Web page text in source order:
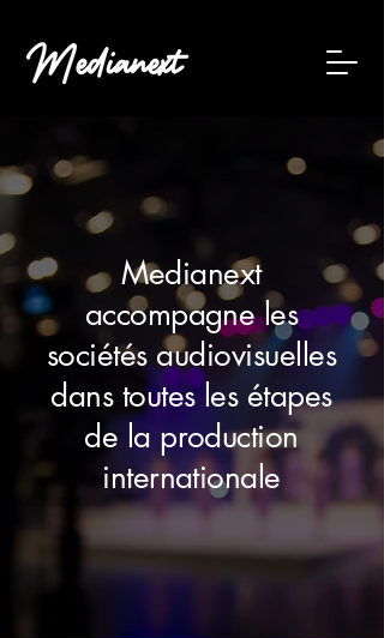
Medianext
accompagne les
sociétés audiovisuelles
dans toutes les étapes
de la production
internationale